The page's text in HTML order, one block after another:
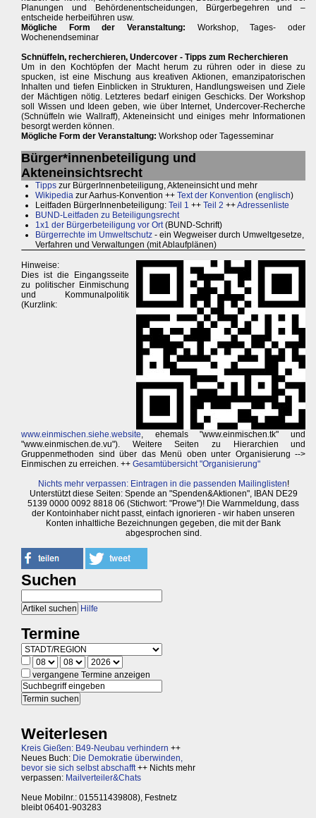
Planungen und Behördenentscheidungen, Bürgerbegehren und –
entscheide herbeiführen usw.
Mögliche Form der Veranstaltung: Workshop, Tages- oder
Wochenendseminar
Schnüffeln, recherchieren, Undercover - Tipps zum Recherchieren
Um in den Kochtöpfen der Macht herum zu rühren oder in diese zu
spucken, ist eine Mischung aus kreativen Aktionen, emanzipatorischen
Inhalten und tiefen Einblicken in Strukturen, Handlungsweisen und Ziele
der Mächtigen nötig. Letzteres bedarf einigen Geschicks. Der Workshop
soll Wissen und Ideen geben, wie über Internet, Undercover-Recherche
(Schnüffeln wie Wallraff), Akteneinsicht und einiges mehr Informationen
besorgt werden können.
Mögliche Form der Veranstaltung: Workshop oder Tagesseminar
Bürger*innenbeteiligung und
Akteneinsichtsrecht
Tipps zur BürgerInnenbeteiligung, Akteneinsicht und mehr
Wikipedia zur Aarhus-Konvention ++ Text der Konvention (englisch)
Leitfaden BürgerInnenbeteiligung: Teil 1 ++ Teil 2 ++Adressenliste
BUND-Leitfaden zu Beteiligungsrecht
1x1 der Bürgerbeteiligung vor Ort(BUND-Schrift)
Bürgerrechte im Umweltschutz - ein Wegweiser durch Umweltgesetze,
Verfahren und Verwaltungen (mit Ablaufplänen)
Hinweise:
Dies ist die Eingangsseite
zu politischer Einmischung
und Kommunalpolitik
(Kurzlink:
www.einmischen.siehe.website, ehemals "www.einmischen.tk" und
"www.einmischen.de.vu"). Weitere Seiten zu Hierarchien und
Gruppenmethoden sind über das Menü oben unter Organisierung -->
Einmischen zu erreichen. ++ Gesamtübersicht "Organisierung"
Nichts mehr verpassen: Eintragen in die passenden Mailinglisten!
Unterstützt diese Seiten: Spende an "Spenden&Aktionen", IBAN DE29
5139 0000 0092 8818 06 (Stichwort: "Prowe")! Die Warnmeldung, dass
der Kontoinhaber nicht passt, einfach ignorieren - wir haben unseren
Konten inhaltliche Bezeichnungen gegeben, die mit der Bank
abgesprochen sind.
Suchen
Hilfe
Termine
vergangene Termine anzeigen
Weiterlesen
Kreis Gießen: B49-Neubau verhindern ++
Neues Buch: Die Demokratie überwinden,
bevor sie sich selbst abschafft++ Nichts mehr
verpassen: Mailverteiler&Chats
Neue Mobilnr.: 015511439808), Festnetz
bleibt 06401-903283